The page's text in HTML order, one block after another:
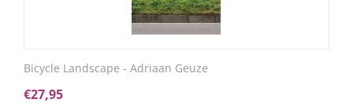
Bicycle Landscape - Adriaan Geuze
€27,95